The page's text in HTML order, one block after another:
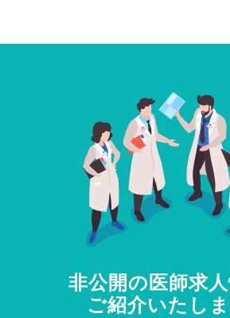
非公開の医師求
ご紹介いたしま